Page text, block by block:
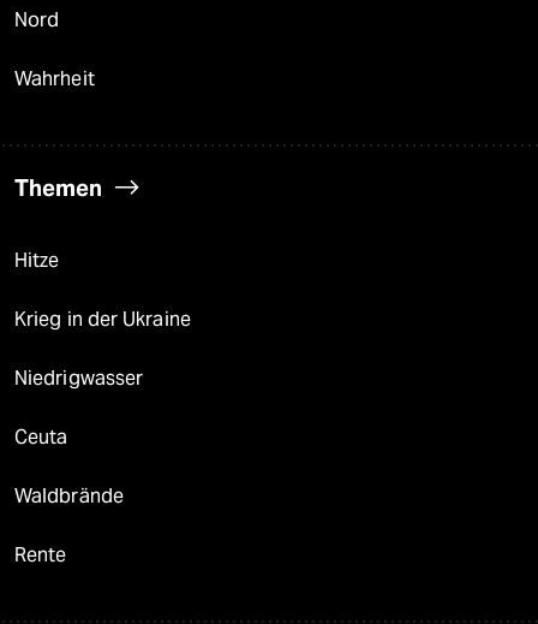
Nord
Wahrheit
Themen
Hitze
Krieg in der Ukraine
Niedrigwasser
Ceuta
Waldbrände
Rente